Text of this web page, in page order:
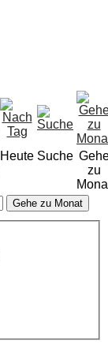
Heute Suche
zu
Gehe zu Monat